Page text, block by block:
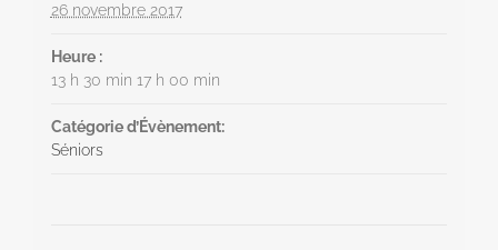
26 novembre 2017
Heure :
13 h 30 min 17 h 00 min
Catégorie d’Évènement:
Séniors